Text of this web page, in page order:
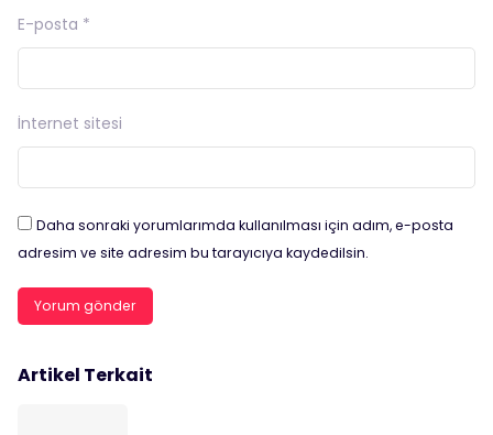
E-posta *
İnternet sitesi
Daha sonraki yorumlarımda kullanılması için adım, e-posta
adresim ve site adresim bu tarayıcıya kaydedilsin.
Artikel Terkait